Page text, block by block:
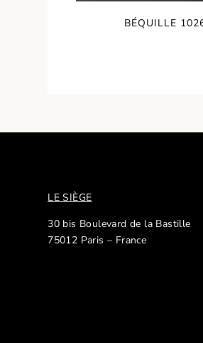
BÉQUILLE
LE SIÈGE
30 bis Boulevard de la Bastille
75012 Paris – France